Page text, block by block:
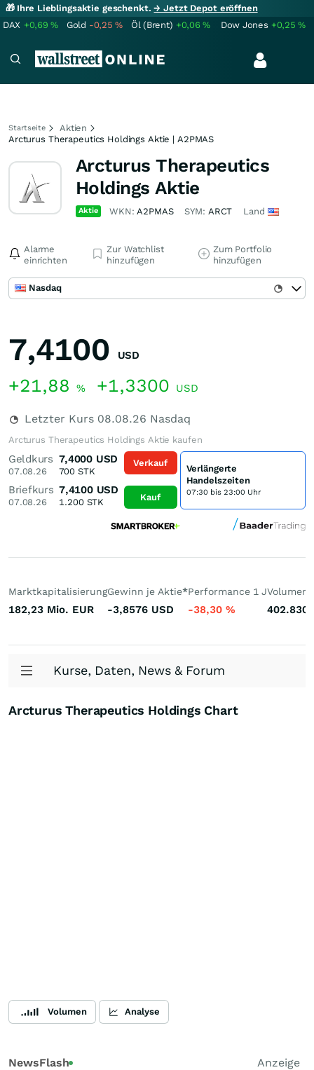
🎁 Ihre Lieblingsaktie geschenkt.→ Jetzt Depot eröffnen
DAX +0,69% Gold -0,25% Öl (Brent) +0,06% Dow Jones +0,25%
Startseite
Aktien
Arcturus Therapeutics Holdings Aktie | A2PMAS
Arcturus Therapeutics
Holdings Aktie
Aktie WKN:A2PMAS SYM: ARCT Land
Alarme
einrichten
Zur Watchlist
hinzufügen
Zum Portfolio
hinzufügen
Nasdaq
7,4100 USD
+21,88 % +1,3300 USD
Letzter Kurs 08.08.26 Nasdaq
Arcturus Therapeutics Holdings Aktie kaufen
Geldkurs
07.08.26
7,4000 USD
700 STK
Briefkurs
07.08.26
7,4100 USD
1.200STK
Verkauf
Kauf
Verlängerte
Handelszeiten
07:30 bis 23:00 Uhr
Marktkapitalisierung
182,23 Mio. EUR
Gewinn je Aktie*
-3,8576 USD
Performance 1 J
-38,30 %
Volumen
402.830
Kurse, Daten, News & Forum
Arcturus Therapeutics Holdings Chart
Volumen Analyse
NewsFlash
Anzeige